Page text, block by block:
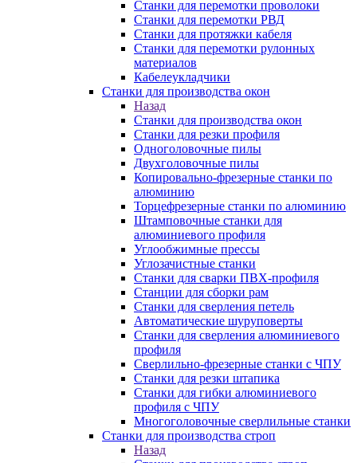
Станки для перемотки проволоки
Станки для перемотки РВД
Станки для протяжки кабеля
Станки для перемотки рулонных
материалов
Кабелеукладчики
Станки для производства окон
Назад
Станки для производства окон
Станки для резки профиля
Одноголовочные пилы
Двухголовочные пилы
Копировально-фрезерные станки по
алюминию
Торцефрезерные станки по алюминию
Штамповочные станки для
алюминиевого профиля
Углообжимные прессы
Углозачистные станки
Станки для сварки ПВХ-профиля
Станции для сборки рам
Станки для сверления петель
Автоматические шуруповерты
Станки для сверления алюминиевого
профиля
Сверлильно-фрезерные станки с ЧПУ
Станки для резки штапика
Станки для гибки алюминиевого
профиля с ЧПУ
Многоголовочные сверлильные станки
Станки для производства строп
Назад